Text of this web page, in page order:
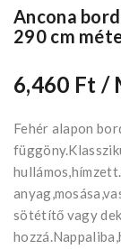
Ancona
290 cm
6,460 Ft /
Fehér alapon
sötétítő vagy